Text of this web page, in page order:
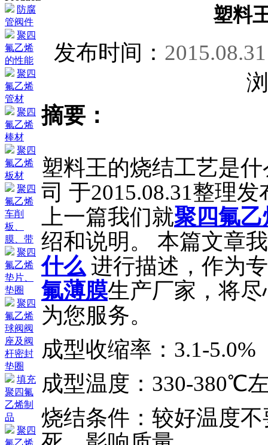
防腐
管阀件
聚四
氟乙烯
的性能
聚四
氟乙烯
管材
聚四
氟乙烯
棒材
聚四
氟乙烯
板材
聚四
氟乙烯
车削
板、
膜、带
聚四
氟乙烯
垫片、
垫圈
聚四
氟乙烯
球阀阀
座及阀
杆密封
垫圈
填充
聚四氟
乙烯制
品
聚四
氟乙烯
塑料
发布时间： 2015.08.31
摘要：
塑料王的烧结工艺是
司 于2015.08.31整理发
上一篇我们就聚四氟
绍和说明。 本篇文章
什么 进行描述，作为
氟薄膜生产厂家，将
为您服务。
成型收缩率：3.1-5.0%
成型温度：330-380℃
烧结条件：较好温度